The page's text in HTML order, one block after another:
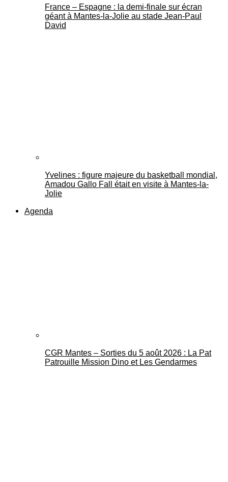
France – Espagne : la demi-finale sur écran
géant à Mantes-la-Jolie au stade Jean-Paul
David
Yvelines : figure majeure du basketball mondial,
Amadou Gallo Fall était en visite à Mantes-la-
Jolie
Agenda
CGR Mantes – Sorties du 5 août 2026 : La Pat
Patrouille Mission Dino et Les Gendarmes